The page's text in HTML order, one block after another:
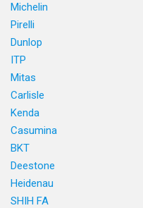
Michelin
Pirelli
Dunlop
ITP
Mitas
Carlisle
Kenda
Casumina
BKT
Deestone
Heidenau
SHIH FA